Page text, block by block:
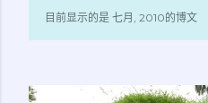
博
文
目前显示的是 七月, 2010的博文